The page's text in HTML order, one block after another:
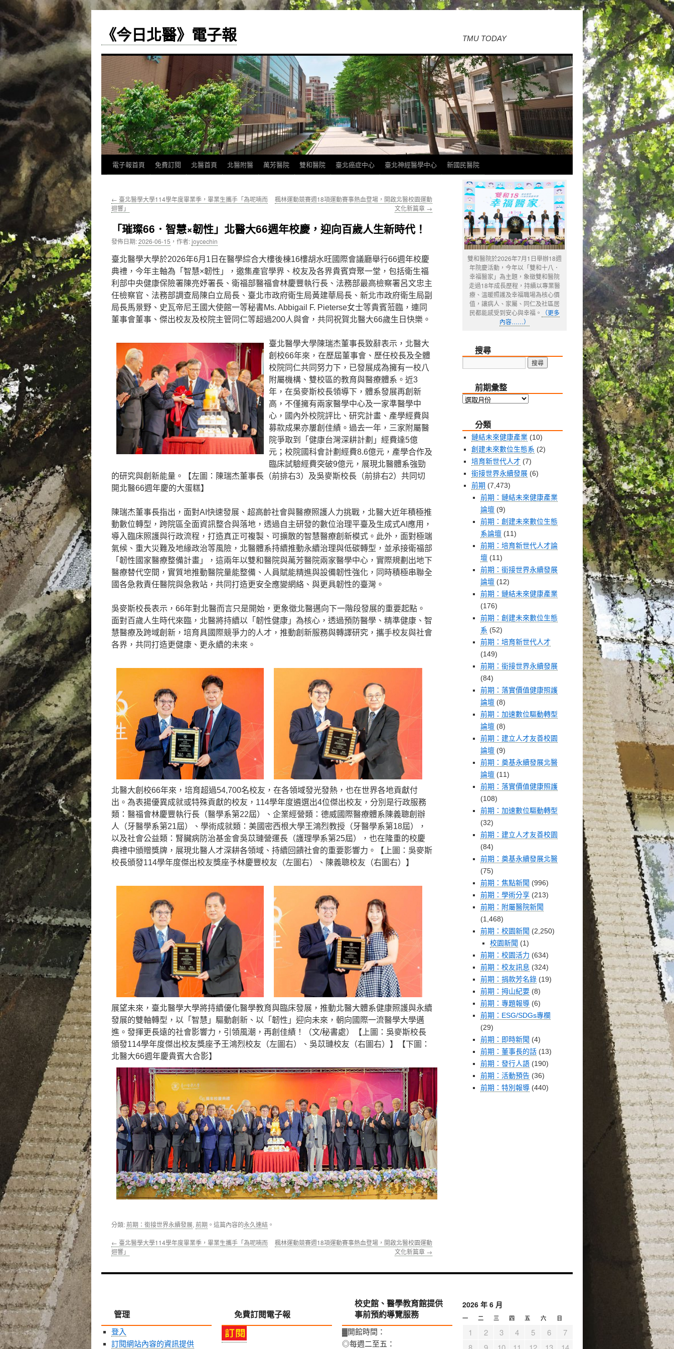
《今日北醫》電子報 TMU TODAY
跳
主
內
容
電子報首頁 免費訂閱 北醫首頁 北醫附醫 萬芳醫院 雙和醫院 臺北癌症中心 臺北神經醫學中心 新國民醫院
← 臺北醫學大學114學年度畢業季，畢業生攜手「為呢喃而
迴響」
楓林運動競賽週18項運動賽事熱血登場，開啟北醫校園運動
文化新篇章 →
「璀璨66．智慧×韌性」北醫大66週年校慶，迎向百歲人生新時代！
發佈日期:2026-06-15 ， 作者:joycechin
臺北醫學大學於2026年6月1日在醫學綜合大樓後棟16樓胡水旺國際會議廳舉行66週年校慶
典禮，今年主軸為「智慧×韌性」，邀集產官學界、校友及各界貴賓齊聚一堂，包括衛生福
利部中央健康保險署陳亮妤署長、衛福部醫福會林慶豐執行長、法務部最高檢察署呂文忠主
任檢察官、法務部調查局陳白立局長、臺北市政府衛生局黃建華局長、新北市政府衛生局副
局長馬景野、史瓦帝尼王國大使館一等秘書Ms. Abbigail F. Pieterse女士等貴賓蒞臨，連同
董事會董事、傑出校友及校院主管同仁等超過200人與會，共同祝賀北醫大66歲生日快樂。
臺北醫學大學陳瑞杰董事長致辭表示，北醫大
創校66年來，在歷屆董事會、歷任校長及全體
校院同仁共同努力下，已發展成為擁有一校八
附屬機構、雙校區的教育與醫療體系。近3
年，在吳麥斯校長領導下，體系發展再創新
高，不僅擁有兩家醫學中心及一家準醫學中
心，國內外校院評比、研究計畫、產學經費與
募款成果亦屢創佳績。過去一年，三家附屬醫
院爭取到「健康台灣深耕計劃」經費達5億
元；校院國科會計劃經費8.6億元，產學合作及
臨床試驗經費突破9億元，展現北醫體系強勁
的研究與創新能量。【左圖：陳瑞杰董事長（前排右3）及吳麥斯校長（前排右2）共同切
開北醫66週年慶的大蛋糕】
陳瑞杰董事長指出，面對AI快速發展、超高齡社會與醫療照護人力挑戰，北醫大近年積極推
動數位轉型，跨院區全面資訊整合與落地，透過自主研發的數位治理平臺及生成式AI應用，
導入臨床照護與行政流程，打造真正可複製、可擴散的智慧醫療創新模式。此外，面對極端
氣候、重大災難及地緣政治等風險，北醫體系持續推動永續治理與低碳轉型，並承接衛福部
「韌性國家醫療整備計畫」，這兩年以雙和醫院與萬芳醫院兩家醫學中心，實際規劃出地下
醫療替代空間，實質地推動醫院量能整備、人員賦能精進與設備韌性強化，同時積極串聯全
國各急救責任醫院與急救站，共同打造更安全應變網絡、與更具韌性的臺灣。
吳麥斯校長表示，66年對北醫而言只是開始，更象徵北醫邁向下一階段發展的重要起點。
面對百歲人生時代來臨，北醫將持續以「韌性健康」為核心，透過預防醫學、精準健康、智
慧醫療及跨域創新，培育具國際競爭力的人才，推動創新服務與轉譯研究，攜手校友與社會
各界，共同打造更健康、更永續的未來。
北醫大創校66年來，培育超過54,700名校友，在各領域發光發熱，也在世界各地貢獻付
出。為表揚優異成就或特殊貢獻的校友，114學年度遴選出4位傑出校友，分別是行政服務
類：醫福會林慶豐執行長（醫學系第22屆）、企業經營類：德威國際醫療體系陳義聰創辦
人（牙醫學系第21屆）、學術成就類：美國密西根大學王鴻烈教授（牙醫學系第18屆），
以及社會公益類：腎臟病防治基金會吳苡璉營運長（護理學系第25屆），也在隆重的校慶
典禮中頒贈獎牌，展現北醫人才深耕各領域、持續回饋社會的重要影響力。【上圖：吳麥斯
校長頒發114學年度傑出校友獎座予林慶豐校友（左圖右）、陳義聰校友（右圖右）】
展望未來，臺北醫學大學將持續優化醫學教育與臨床發展，推動北醫大體系健康照護與永續
發展的雙軸轉型，以「智慧」驅動創新、以「韌性」迎向未來，朝向國際一流醫學大學邁
進。發揮更長遠的社會影響力，引領風潮，再創佳績！（文/秘書處）【上圖：吳麥斯校長
頒發114學年度傑出校友獎座予王鴻烈校友（左圖右）、吳苡璉校友（右圖右）】【下圖：
北醫大66週年慶貴賓大合影】
分類:前期：銜接世界永續發展, 前期 。這篇內容的永久連結 。
← 臺北醫學大學114學年度畢業季，畢業生攜手「為呢喃而
迴響」
楓林運動競賽週18項運動賽事熱血登場，開啟北醫校園運動
文化新篇章 →
雙和醫院於2026年7月1日舉辦18週
年院慶活動，今年以「雙和十八．
幸福醫家」為主題，象徵雙和醫院
走過18年成長歷程，持續以專業醫
療、溫暖照護及幸福職場為核心價
值，讓病人、家屬、同仁及社區居
民都能感受到安心與幸福。
（更多
內容……）
搜尋
前期彙整
前
整
分類
鏈結未來健康產業 (10)
創建未來數位生態系 (2)
培育新世代人才 (7)
銜接世界永續發展 (6)
前期 (7,473)
前期：鏈結未來健康產業
論壇 (9)
前期：創建未來數位生態
系論壇 (11)
前期：培育新世代人才論
壇 (11)
前期：銜接世界永續發展
論壇 (12)
前期：鏈結未來健康產業
(176)
前期：創建未來數位生態
系 (52)
前期：培育新世代人才
(149)
前期：銜接世界永續發展
(84)
前期：落實價值健康照護
論壇 (8)
前期：加速數位驅動轉型
論壇 (8)
前期：建立人才友善校園
論壇 (9)
前期：奠基永續發展北醫
論壇 (11)
前期：落實價值健康照護
(108)
前期：加速數位驅動轉型
(32)
前期：建立人才友善校園
(84)
前期：奠基永續發展北醫
(75)
前期：焦點新聞 (996)
前期：學術分享 (213)
前期：附屬醫院新聞
(1,468)
前期：校園新聞 (2,250)
校園新聞 (1)
前期：校園活力 (634)
前期：校友訊息 (324)
前期：捐款芳名錄 (19)
前期：拇山紀要 (8)
前期：專題報導 (6)
前期：ESG/SDGs專欄
(29)
前期：即時新聞 (4)
前期：董事長的話 (13)
前期：發行人語 (190)
前期：活動預告 (36)
前期：特別報導 (440)
管理
登入
訂閱網站內容的資訊提供
免費訂閱電子報
校史館、醫學教育館提供
事前預約導覽服務
▓開館時間：
◎每週二至五：
2026 年 6 月
一 二 三 四 五 六 日
1 2 3 4 5 6
7